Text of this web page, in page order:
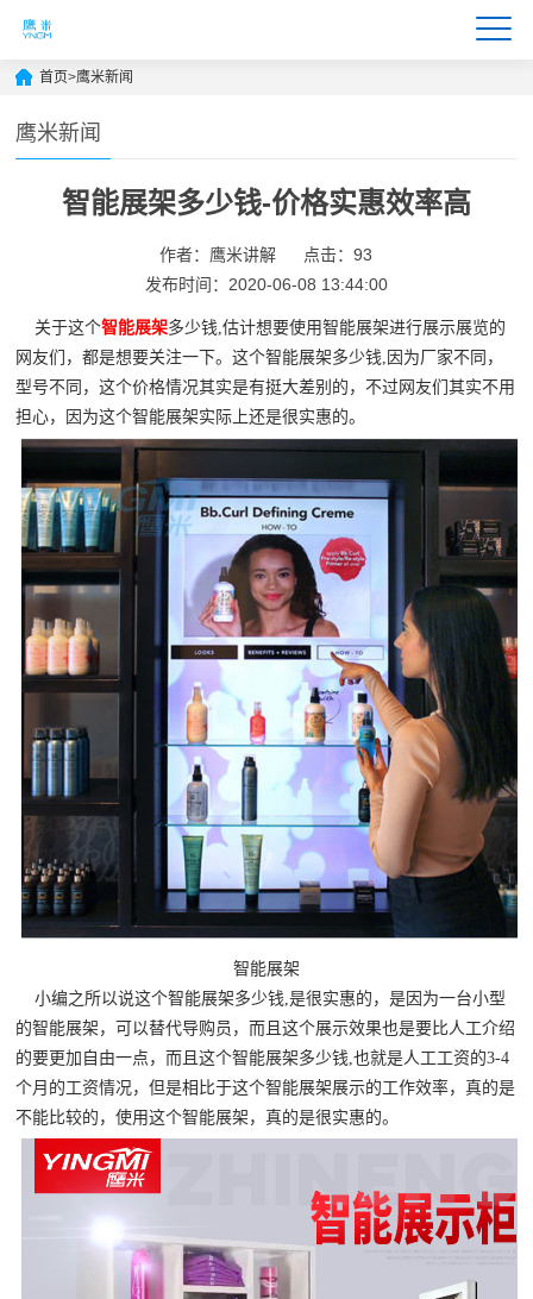
首页>鹰米新闻
鹰米新闻
智能展架多少钱-价格实惠效率高
作者：鹰米讲解
点击：93
发布时间：2020-06-08 13:44:00
关于这个智能展架多少钱,估计想要使用智能展架进行展示展览的
网友们，都是想要关注一下。这个智能展架多少钱,因为厂家不同，
型号不同，这个价格情况其实是有挺大差别的，不过网友们其实不用
担心，因为这个智能展架实际上还是很实惠的。
智能展架
小编之所以说这个智能展架多少钱,是很实惠的，是因为一台小型
的智能展架，可以替代导购员，而且这个展示效果也是要比人工介绍
的要更加自由一点，而且这个智能展架多少钱,也就是人工工资的3-4
个月的工资情况，但是相比于这个智能展架展示的工作效率，真的是
不能比较的，使用这个智能展架，真的是很实惠的。